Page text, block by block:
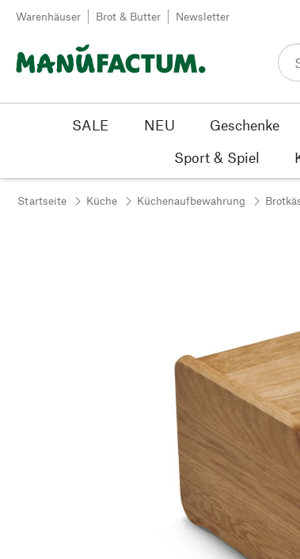
Zum Inhalt springen
Warenhäuser Brot & Butter Newsletter
SALE NEU Geschenke
Sport & Spiel
Startseite Küche Küchenaufbewahrung